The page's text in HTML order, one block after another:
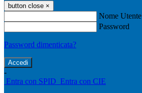
button close ×
Nome Utente
Password
Password dimenticata?
-
Entra con SPID Entra con CIE